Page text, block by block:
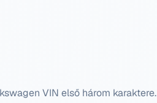
VIN első három karaktere.